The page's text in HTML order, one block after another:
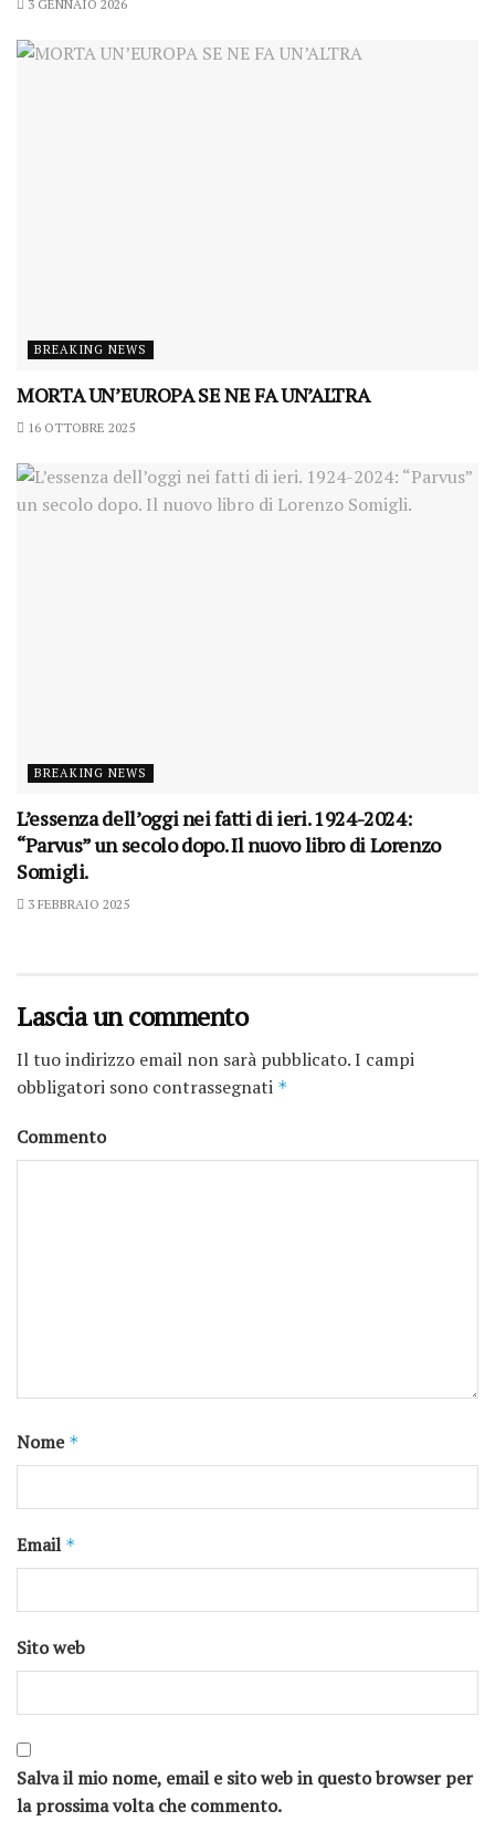
3 GENNAIO 2026
BREAKING NEWS
MORTA UN’EUROPA SE NE FA UN’ALTRA
16 OTTOBRE 2025
BREAKING NEWS
L’essenza dell’oggi nei fatti di ieri. 1924-2024:
“Parvus” un secolo dopo. Il nuovo libro di Lorenzo
Somigli.
3 FEBBRAIO 2025
Lascia un commento
Il tuo indirizzo email non sarà pubblicato.I campi
obbligatori sono contrassegnati *
Commento
Nome *
Email *
Sito web
Salva il mio nome, email e sito web in questo browser per
la prossima volta che commento.